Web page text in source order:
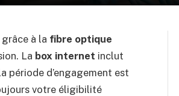
à la fibre optique
La box internet inclut
période d’engagement est
votre éligibilité